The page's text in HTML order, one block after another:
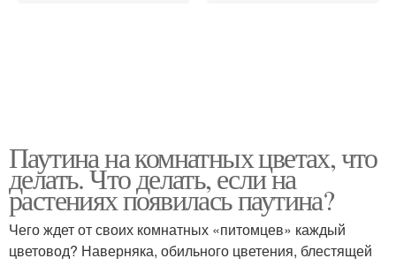
Паутина на комнатных цветах, что
делать. Что делать, если на
растениях появилась паутина?
Чего ждет от своих комнатных «питомцев» каждый
цветовод? Наверняка, обильного цветения, блестящей